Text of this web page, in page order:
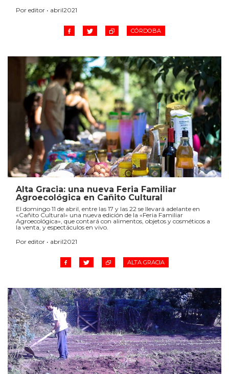
Por editor • abril2021
CÓRDOBA
Alta Gracia: una nueva Feria Familiar
Agroecológica en Cañito Cultural
El domingo 11 de abril, entre las 17 y las 22 se llevará adelante en
«Cañito Cultural» una nueva edición de la «Feria Familiar
Agroecológica», que contará con alimentos, objetos y cosméticos a
la venta, y espectáculos en vivo.
Por editor • abril2021
ALTA GRACIA